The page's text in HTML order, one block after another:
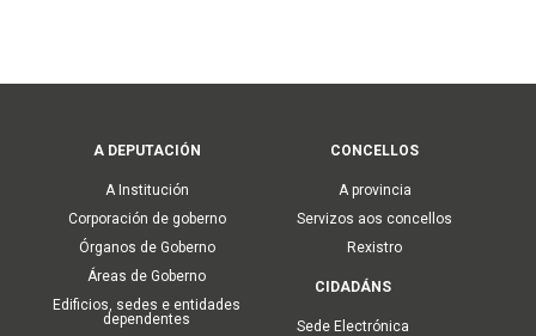
navigation
A DEPUTACIÓN
A Institución
Corporación de goberno
Órganos de Goberno
Áreas de Goberno
Edificios, sedes e entidades
dependentes
CONCELLOS
A provincia
Servizos aos concellos
Rexistro
CIDADÁNS
Sede Electrónica